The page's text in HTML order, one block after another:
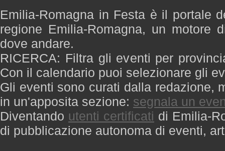
Emilia-Romagna in Festa è il portale
regione Emilia-Romagna, un motore
dove andare.
RICERCA: Filtra gli eventi per
Con il calendario puoi selezionare gli
Gli eventi sono curati dalla redazione,
in un'apposita sezione: segnala un
Diventando utenti certificati di Emilia-
di pubblicazione autonoma di eventi,